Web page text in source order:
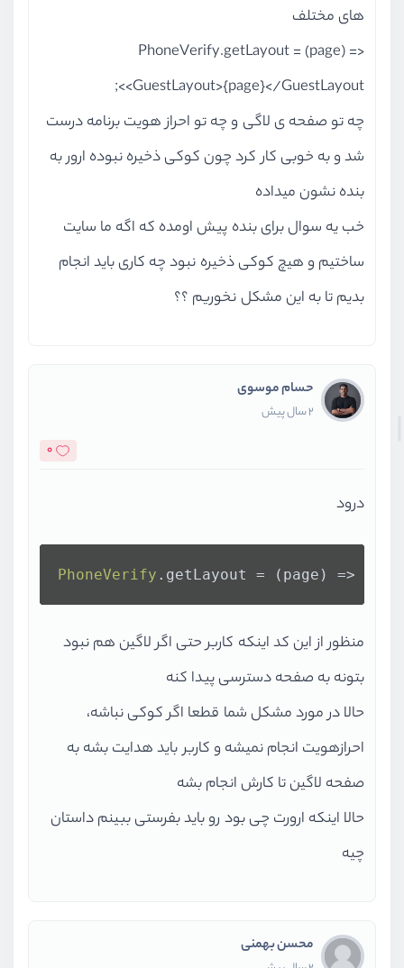
های مختلف
PhoneVerify.getLayout = (page) =>
<GuestLayout>{page}</GuestLayout>;
چه تو صفحه ی لاگی و چه تو احراز هویت برنامه درست
شد و به خوبی کار کرد چون کوکی ذخیره نبوده ارور به
بنده نشون میداده
خب یه سوال برای بنده پیش اومده که اگه ما سایت
ساختیم و هیچ کوکی ذخیره نبود چه کاری باید انجام
بدیم تا به این مشکل نخوریم ؟؟
حسام موسوی
2 سال پیش
0
درود
PhoneVerify . getLayout = ( page ) =>
منظور از این کد اینکه کاربر حتی اگر لاگین هم نبود
بتونه به صفحه دسترسی پیدا کنه
حالا در مورد مشکل شما قطعا اگر کوکی نباشه،
احرازهویت انجام نمیشه و کاربر باید هدایت بشه به
صفحه لاگین تا کارش انجام بشه
حالا اینکه ارورت چی بود رو باید بفرستی ببینم داستان
چیه
محسن بهمنی